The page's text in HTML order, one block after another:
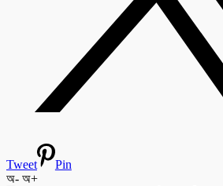
Tweet
Pin
অ- অ+